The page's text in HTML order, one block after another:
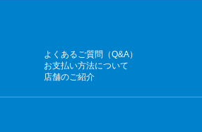
よくあるご質問（Q&A）
お支払い方法について
店舗のご紹介